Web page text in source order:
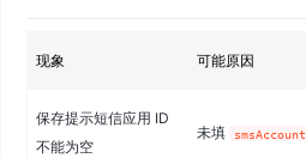
现象 可能原因
保存提示短信应用 ID
不能为空
未填 smsAccount